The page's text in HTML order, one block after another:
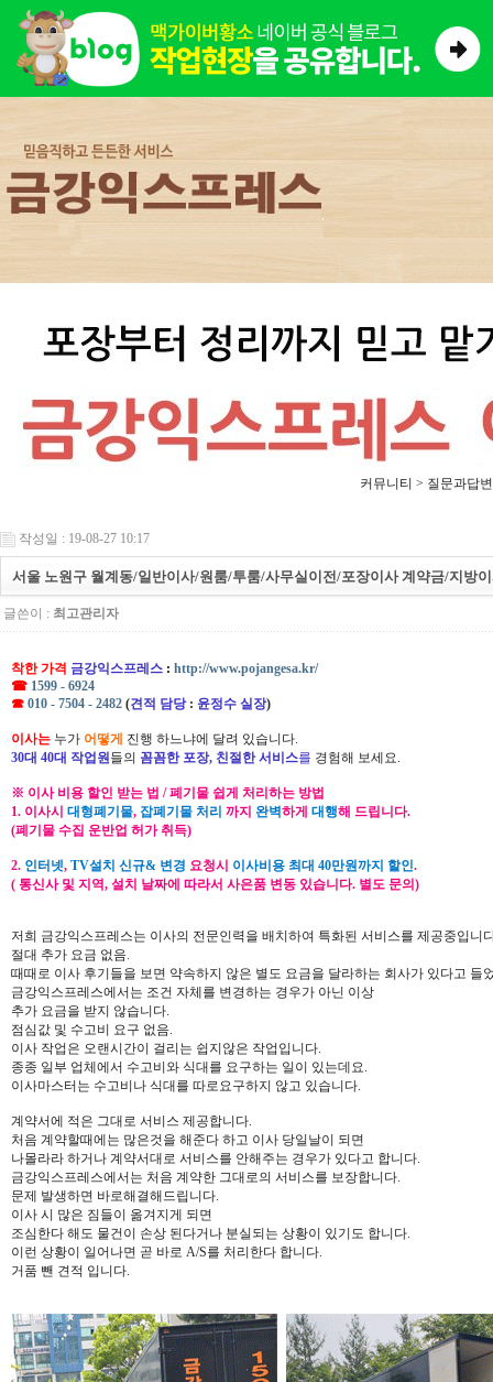
커뮤니티 > 질문과답변
작성일 : 19-08-27 10:17
서울 노원구 월계동/일반이사/원룸/투룸/사무실이전/포장이사 계약금/지방
글쓴이 : 최고관리자
착한 가격 금강익스프레스 : http://www.pojangesa.kr/
☎ 1599 - 6924
☎ 010 - 7504 - 2482 (견적 담당 : 윤정수 실장)
이사는 누가 어떻게 진행 하느냐에 달려 있습니다.
30대 40대 작업원들의 꼼꼼한 포장, 친절한 서비스를 경험해 보세요.
※ 이사 비용 할인 받는 법 / 폐기물 쉽게 처리하는 방법
1. 이사시 대형폐기물, 잡폐기물 처리 까지 완벽하게 대행해 드립니다.
(폐기물 수집 운반업 허가 취득)
2. 인터넷, TV설치 신규& 변경 요청시 이사비용 최대 40만원까지 할인.
( 통신사 및 지역, 설치 날짜에 따라서 사은품 변동 있습니다. 별도 문의)
저희 금강익스프레스는 이사의 전문인력을 배치하여 특화된 서비스를 제공중입니
절대 추가 요금 없음.
때때로 이사 후기들을 보면 약속하지 않은 별도 요금을 달라하는 회사가 있다고 들
금강익스프레스에서는 조건 자체를 변경하는 경우가 아닌 이상
추가 요금을 받지 않습니다.
점심값 및 수고비 요구 없음.
이사 작업은 오랜시간이 걸리는 쉽지않은 작업입니다.
종종 일부 업체에서 수고비와 식대를 요구하는 일이 있는데요.
이사마스터는 수고비나 식대를 따로요구하지 않고 있습니다.
계약서에 적은 그대로 서비스 제공합니다.
처음 계약할때에는 많은것을 해준다 하고 이사 당일날이 되면
나몰라라 하거나 계약서대로 서비스를 안해주는 경우가 있다고 합니다.
금강익스프레스에서는 처음 계약한 그대로의 서비스를 보장합니다.
문제 발생하면 바로해결해드립니다.
이사 시 많은 짐들이 옮겨지게 되면
조심한다 해도 물건이 손상 된다거나 분실되는 상황이 있기도 합니다.
이런 상황이 일어나면 곧 바로 A/S를 처리한다 합니다.
거품 뺀 견적 입니다.